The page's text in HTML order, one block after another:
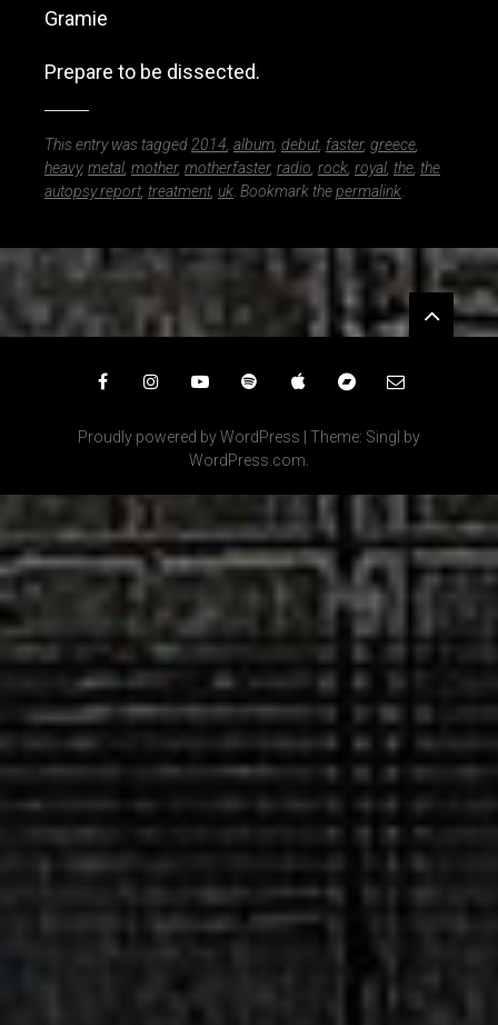
Gramie
Prepare to be dissected.
This entry was tagged 2014 album debut, faster, greece
heavy, metal mother, motherfaster, radio rock royal the the
autopsy report, treatment, uk . Bookmark thepermalink
Widgets
Proudly powered by WordPress
Theme: Singl by
WordPress.com